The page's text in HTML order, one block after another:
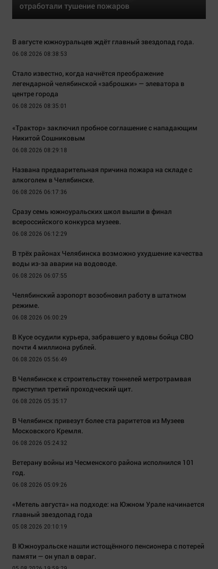
отработали тушение пожаров
В августе южноуральцев ждёт главный звездопад года.
06.08.2026 08:38:53
Стало известно, когда начнётся преображение
легендарной челябинской «заброшки» — элеватора в
центре города
06.08.2026 08:35:01
«Трактор» заключил пробное соглашение с нападающим
Никитой Сошниковым
06.08.2026 08:29:18
Названа предварительная причина пожара на складе с
алкоголем в Челябинске.
06.08.2026 06:17:36
Сразу семь южноуральских школ вышли в финал
всероссийского конкурса музеев.
06.08.2026 06:12:29
В трёх районах Челябинска возможно ухудшение качества
воды из-за аварии на водоводе.
06.08.2026 06:07:55
Челябинский аэропорт возобновил работу в штатном
режиме.
06.08.2026 06:00:29
В Кусе осудили курьера, забравшего у вдовы бойца СВО
почти 4 миллиона рублей.
06.08.2026 05:56:49
В Челябинске к строительству тоннелей метротрамвая
приступил третий проходческий щит.
06.08.2026 05:35:17
В Челябинск привезут более ста раритетов из Музеев
Московского Кремля.
06.08.2026 05:24:32
Ветерану войны из Чесменского района исполнился 101
год.
06.08.2026 05:09:26
«Метель августа» на подходе: на Южном Урале начинается
главный звездопад года
05.08.2026 20:10:19
В Южноуральске нашли истощённого пенсионера с потерей
памяти — он упал в овраг.